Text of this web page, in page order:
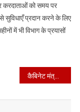
करदाताओं को समय पर
सुविधाएँ प्रदान करने के लिए
में भी विभाग के प्रयासों